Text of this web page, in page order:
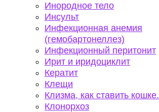
Инородное тело
Инсульт
Инфекционная анемия
(гемобартонеллез)
Инфекционный перитонит
Ирит и иридоциклит
Кератит
Клещи
Клизма, как ставить кошке.
Клонорхоз